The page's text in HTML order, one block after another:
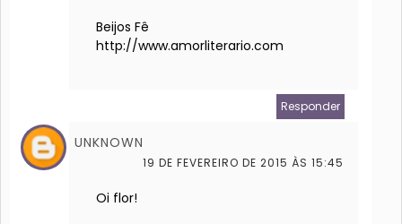
Beijos Fê
http://www.amorliterario.com
Responder
UNKNOWN
19 DE FEVEREIRO DE 2015 ÀS 15:45
Oi flor!